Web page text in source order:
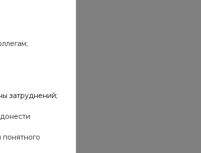
затруднений;